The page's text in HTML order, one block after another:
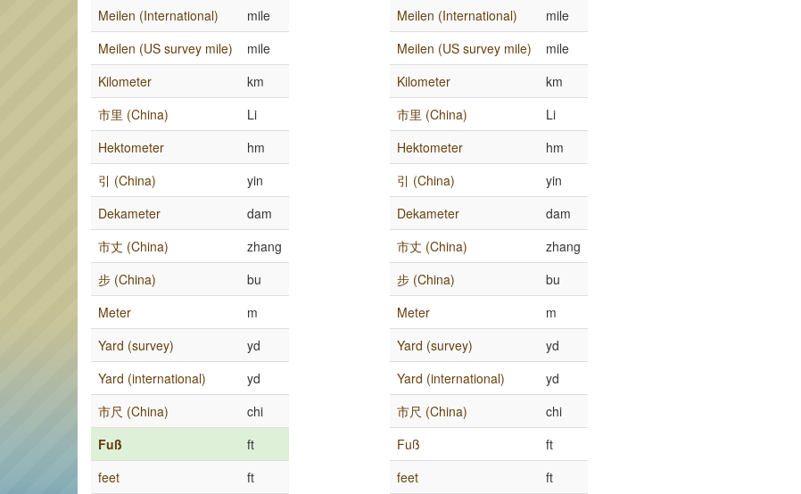
Meilen (International)
mile
Meilen (US survey mile)
mile
Kilometer
km
市里 (China)
Li
Hektometer
hm
引 (China)
yin
Dekameter
dam
市丈 (China)
zhang
步 (China)
bu
Meter
m
Yard (survey)
yd
Yard (international)
yd
市尺 (China)
chi
Fuß
ft
feet
ft
Meilen (International)
mile
Meilen (US survey mile)
mile
Kilometer
km
市里 (China)
Li
Hektometer
hm
引 (China)
yin
Dekameter
dam
市丈 (China)
zhang
步 (China)
bu
Meter
m
Yard (survey)
yd
Yard (international)
yd
市尺 (China)
chi
Fuß
ft
feet
ft